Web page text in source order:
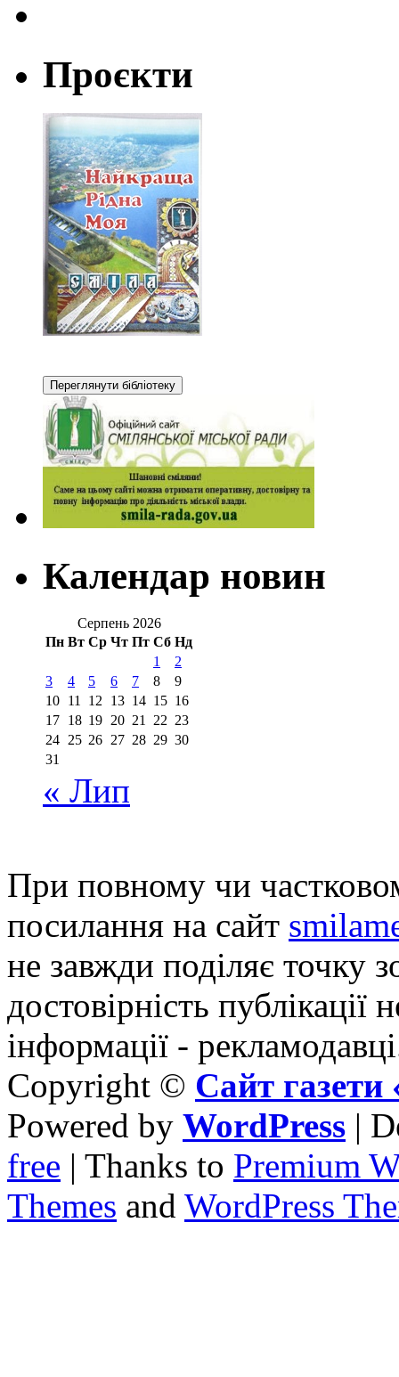
Проєкти
Календар новин
Серпень 2026
Пн Вт Ср Чт Пт Сб Нд
1
2
3
4 5 6 7 8
9
10 11 12 13 14 15 16
17 18 19 20 21 22 23
24 25 26 27 28 29 30
31
« Лип
При повному чи
посилання на сайт
не завжди поділяє точку
достовірність публікації
інформації -
Copyright © Сайт
Powered by WordPress |
free | Thanks to Premium
Themes and WordPress